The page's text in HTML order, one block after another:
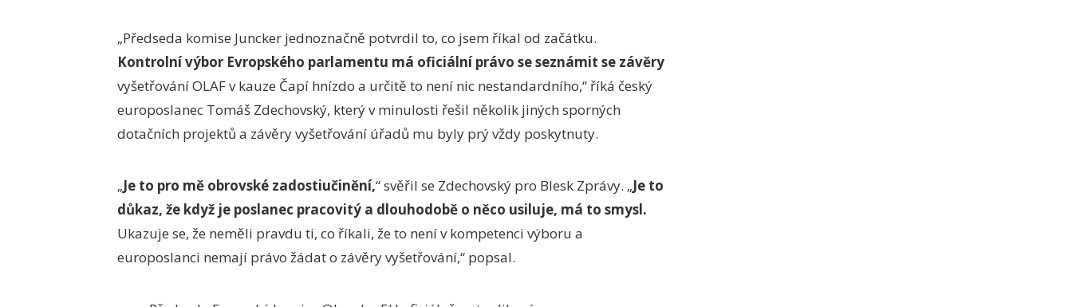
„Předseda komise Juncker jednoznačně potvrdil to, co jsem říkal od začátku.
Kontrolnívýbor Evropského parlamentu má oficiální právo se seznámit se závěry
vyšetřování OLAF v kauze Čapí hnízdo a určitě to není nic nestandardního,“ říká český
europoslanec Tomáš Zdechovský, který v minulosti řešil několik jiných sporných
dotačních projektů a závěry vyšetřování úřadů mu byly prý vždy poskytnuty.
„Je to pro mě obrovské zadostiučinění,“ svěřil se Zdechovský pro Blesk Zprávy. „Je to
důkaz, že když je poslanec pracovitý a dlouhodobě o něco usiluje, má to smysl.
Ukazuje se, že neměli pravdu ti, co říkali, že to není v kompetenci výboru a
europoslanci nemají právo žádat o závěry vyšetřování,“ popsal.